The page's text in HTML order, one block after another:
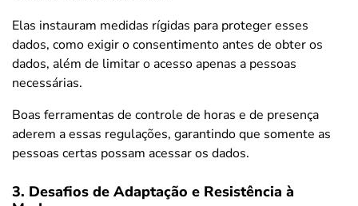
Elas instauram medidas rígidas para proteger esses
dados, como exigir o consentimento antes de obter os
dados, além de limitar o acesso apenas a pessoas
necessárias.
Boas ferramentas de controle de horas e de presença
aderem a essas regulações, garantindo que somente as
pessoas certas possam acessar os dados.
3. Desafios de Adaptação e Resistência à